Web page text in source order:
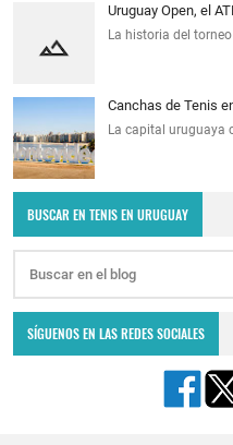
Uruguay Open, el
La historia del
Canchas de Tenis
La capital uruguaya
BUSCAR EN TENIS EN URUGUAY
SÍGUENOS EN LAS REDES SOCIALES